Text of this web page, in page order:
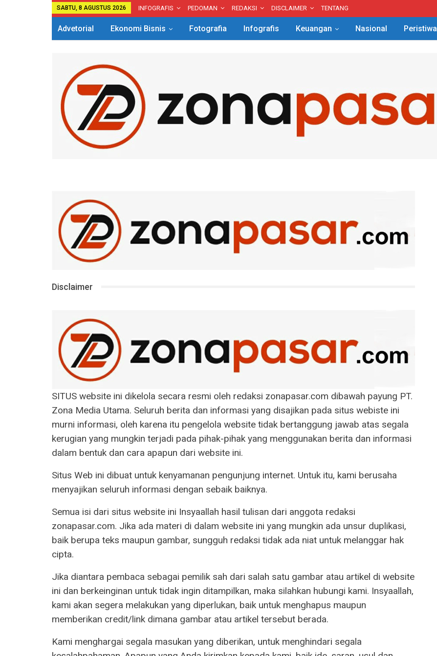
SABTU, 8 AGUSTUS 2026 INFOGRAFIS PEDOMAN REDAKSI DISCLAIMER TENTANG
Advetorial Ekonomi Bisnis Fotografia Infografis Keuangan Nasional Peristiwa
Disclaimer
SITUS website ini dikelola secara resmi oleh redaksi zonapasar.com dibawah payung PT.
Zona Media Utama. Seluruh berita dan informasi yang disajikan pada situs webiste ini
murni informasi, oleh karena itu pengelola website tidak bertanggung jawab atas segala
kerugian yang mungkin terjadi pada pihak-pihak yang menggunakan berita dan informasi
dalam bentuk dan cara apapun dari website ini.
Situs Web ini dibuat untuk kenyamanan pengunjung internet. Untuk itu, kami berusaha
menyajikan seluruh informasi dengan sebaik baiknya.
Semua isi dari situs website ini Insyaallah hasil tulisan dari anggota redaksi
zonapasar.com. Jika ada materi di dalam website ini yang mungkin ada unsur duplikasi,
baik berupa teks maupun gambar, sungguh redaksi tidak ada niat untuk melanggar hak
cipta.
Jika diantara pembaca sebagai pemilik sah dari salah satu gambar atau artikel di website
ini dan berkeinginan untuk tidak ingin ditampilkan, maka silahkan hubungi kami. Insyaallah,
kami akan segera melakukan yang diperlukan, baik untuk menghapus maupun
memberikan credit/link dimana gambar atau artikel tersebut berada.
Kami menghargai segala masukan yang diberikan, untuk menghindari segala